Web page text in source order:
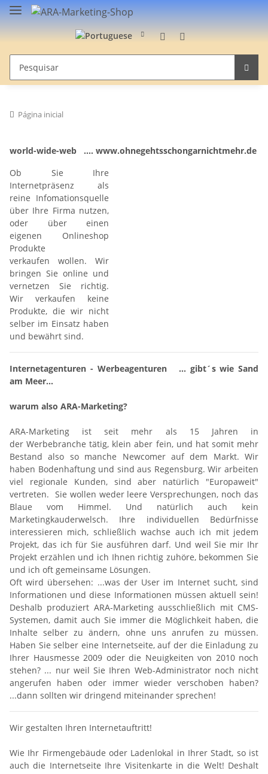
Página inicial
world-wide-web .... www.ohnegehtsschongarnichtmehr.de
Ob Sie Ihre
Internetpräsenz als
reine Infomationsquelle
über Ihre Firma nutzen,
oder über einen
eigenen Onlineshop
Produkte
verkaufen wollen. Wir
bringen Sie online und
vernetzen Sie richtig.
Wir verkaufen keine
Produkte, die wir nicht
selber im Einsatz haben
und bewährt sind.
Internetagenturen - Werbeagenturen ... gibt´s wie Sand
am Meer...
warum also ARA-Marketing?
ARA-Marketing ist seit mehr als 15 Jahren in
der Werbebranche tätig, klein aber fein, und hat somit mehr
Bestand also so manche Newcomer auf dem Markt. Wir
haben Bodenhaftung und sind aus Regensburg. Wir arbeiten
viel regionale Kunden, sind aber natürlich "Europaweit"
vertreten. Sie wollen weder leere Versprechungen, noch das
Blaue vom Himmel. Und natürlich auch kein
Marketingkauderwelsch. Ihre individuellen Bedürfnisse
interessieren mich, schließlich wachse auch ich mit jedem
Projekt, das ich für Sie ausführen darf. Und weil Sie mir Ihr
Projekt erzählen und ich Ihnen richtig zuhöre, bekommen Sie
und ich oft gemeinsame Lösungen.
Oft wird übersehen: ...was der User im Internet sucht, sind
Informationen und diese Informationen müssen aktuell sein!
Deshalb produziert ARA-Marketing ausschließlich mit CMS-
Systemen, damit auch Sie immer die Möglichkeit haben, die
Inhalte selber zu ändern, ohne uns anrufen zu müssen.
Haben Sie selber eine Internetseite, auf der die Einladung zu
Ihrer Hausmesse 2009 oder die Neuigkeiten von 2010 noch
stehen? ... nur weil Sie Ihren Web-Administrator noch nicht
angerufen haben oder immer wieder verschoben haben?
...dann sollten wir dringend miteinander sprechen!
Wir gestalten Ihren Internetauftritt!
Wie Ihr Firmengebäude oder Ladenlokal in Ihrer Stadt, so ist
auch die Internetseite Ihre Visitenkarte in die Welt! Deshalt